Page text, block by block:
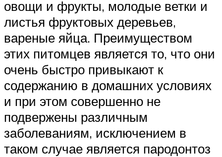
овощи и фрукты, молодые ветки и
листья фруктовых деревьев,
вареные яйца. Преимуществом
этих питомцев является то, что они
очень быстро привыкают к
содержанию в домашних условиях
и при этом совершенно не
подвержены различным
заболеваниям, исключением в
таком случае является пародонтоз